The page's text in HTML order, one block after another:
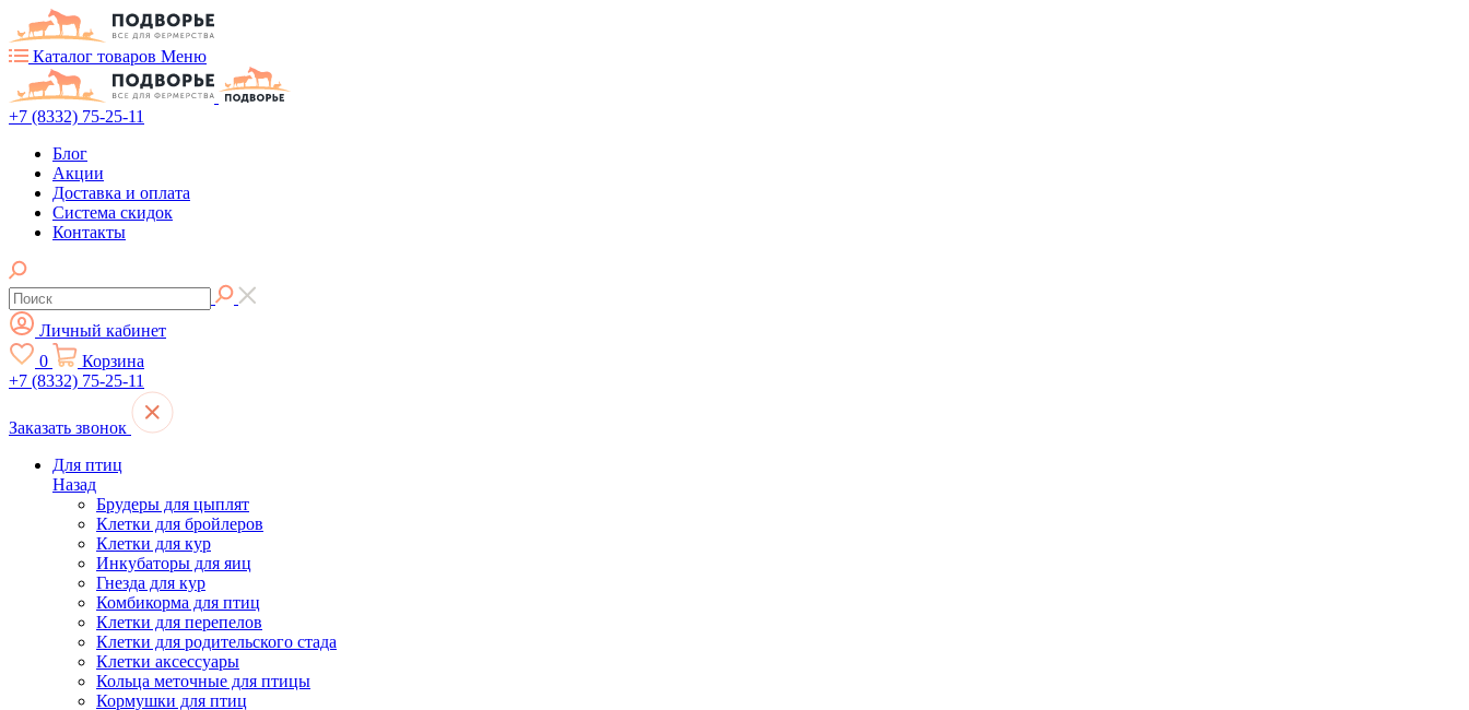
Каталог товаров Меню
+7 (8332) 75-25-11
Блог
Акции
Доставка и оплата
Система скидок
Контакты
Личный кабинет
0
Корзина
+7 (8332) 75-25-11
Заказать звонок
Для птиц
Назад
Брудеры для цыплят
Клетки для бройлеров
Клетки для кур
Инкубаторы для яиц
Гнезда для кур
Комбикорма для птиц
Клетки для перепелов
Клетки для родительского стада
Клетки аксессуары
Кольца меточные для птицы
Кормушки для птиц